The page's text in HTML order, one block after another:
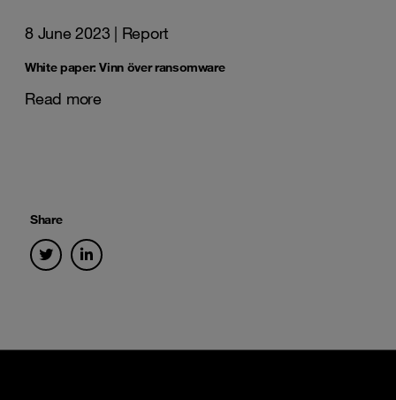
Share
8 June 2023 | Report
White paper: Vinn över ransomware
Read more